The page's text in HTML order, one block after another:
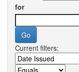
for
Current filters: